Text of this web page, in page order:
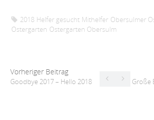
2018 Helfer gesucht Mithelfer Obersulmer
Ostergarten Ostergarten Obersulm
Vorheriger Beitrag
Goodbye 2017 – Hello 2018 Große